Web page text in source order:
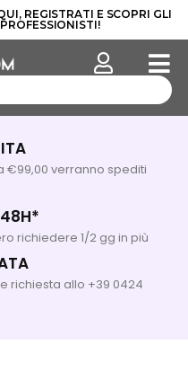
REGISTRATI E SCOPRI GLI
€99,00 verranno spediti
richiedere 1/2 gg in più
richiesta allo +39 0424